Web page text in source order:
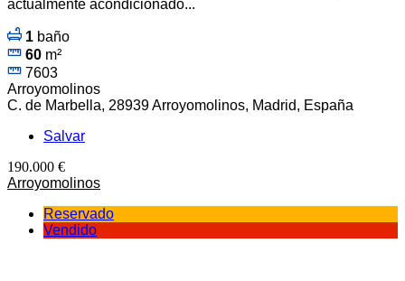
actualmente acondicionado...
1 baño
60 m²
7603
Arroyomolinos
C. de Marbella, 28939 Arroyomolinos, Madrid, España
Salvar
190.000 €
Arroyomolinos
Reservado
Vendido